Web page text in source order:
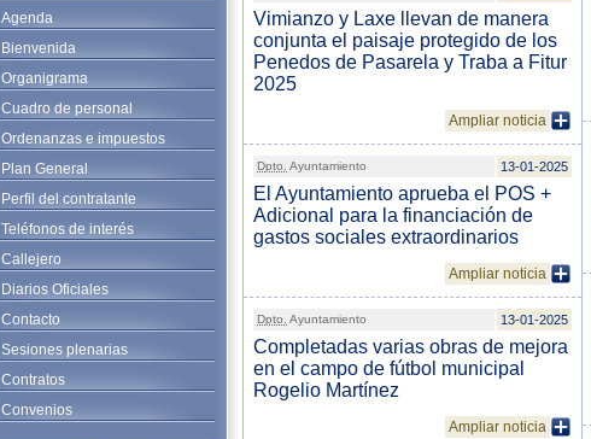
Agenda
Bienvenida
Organigrama
Cuadro de personal
Ordenanzas e impuestos
Plan General
Perfil del contratante
Teléfonos de interés
Callejero
Diarios Oficiales
Contacto
Sesiones plenarias
Contratos
Convenios
Vimianzo y Laxe llevan de manera
conjunta el paisaje protegido de los
Penedos de Pasarela y Traba a Fitur
2025
Ampliar noticia
Dpto. Ayuntamiento 13-01-2025
El Ayuntamiento aprueba el POS +
Adicional para la financiación de
gastos sociales extraordinarios
Ampliar noticia
Dpto. Ayuntamiento 13-01-2025
Completadas varias obras de mejora
en el campo de fútbol municipal
Rogelio Martínez
Ampliar noticia